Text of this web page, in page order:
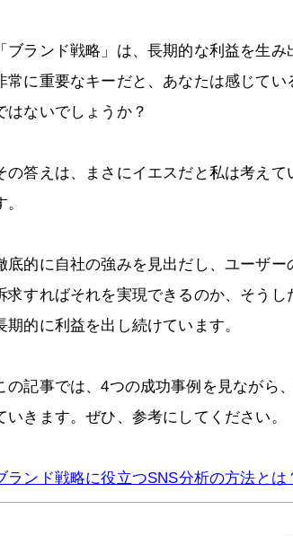
「ブランド戦略」は、長期的な利益を生み
常に重要なキーだと、あなたは感じてい
はないでしょうか？
の答えは、まさにイエスだと私は考えて
。
底的に自社の強みを見出だし、ユーザ
求すればそれを実現できるのか、そう
期的に利益を出し続けています。
の記事では、4つの成功事例を見ながら
いきます。ぜひ、参考にしてください。
ランド戦略に役立つSNS分析の方法とは